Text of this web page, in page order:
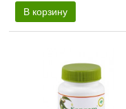
В корзину